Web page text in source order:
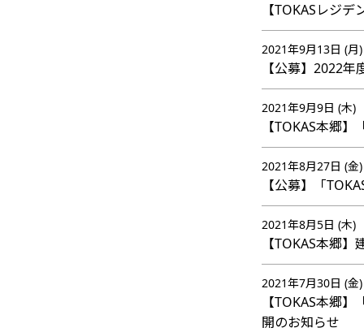
【TOKASレジ
2021年9月13日 (月)
【公募】2022
2021年9月9日 (木)
【TOKAS本郷
2021年8月27日 (金)
【公募】「
2021年8月5日 (木)
【TOKAS本郷
2021年7月30日 (金)
【TOKAS本郷
開のお知らせ